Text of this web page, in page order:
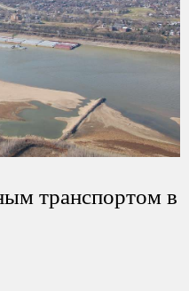
транспортом в